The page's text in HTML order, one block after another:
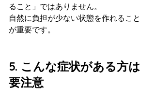
ること」ではありません。
自然に負担が少ない状態を作れること
が重要です。
5. こんな症状がある方は
要注意